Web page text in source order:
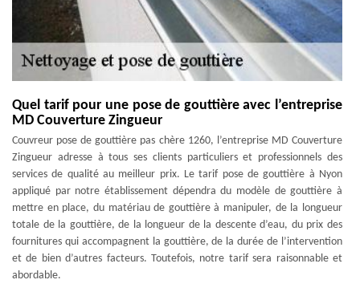
Quel tarif pour une pose de gouttière avec l’entreprise
MD Couverture Zingueur
Couvreur pose de gouttière pas chère 1260, l’entreprise MD Couverture
Zingueur adresse à tous ses clients particuliers et professionnels des
services de qualité au meilleur prix. Le tarif pose de gouttière à Nyon
appliqué par notre établissement dépendra du modèle de gouttière à
mettre en place, du matériau de gouttière à manipuler, de la longueur
totale de la gouttière, de la longueur de la descente d’eau, du prix des
fournitures qui accompagnent la gouttière, de la durée de l’intervention
et de bien d’autres facteurs. Toutefois, notre tarif sera raisonnable et
abordable.